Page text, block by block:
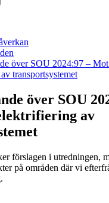
över SOU 2024:97 –
transportsystemet
över SOU
av
förslagen i utredningen,
på områden där vi